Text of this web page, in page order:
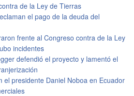
de la Ley de Tierras
el pago de la deuda del
frente al Congreso contra de la Ley
incidentes
defendió el proyecto y lamentó el
el presidente Daniel Noboa en Ecuador